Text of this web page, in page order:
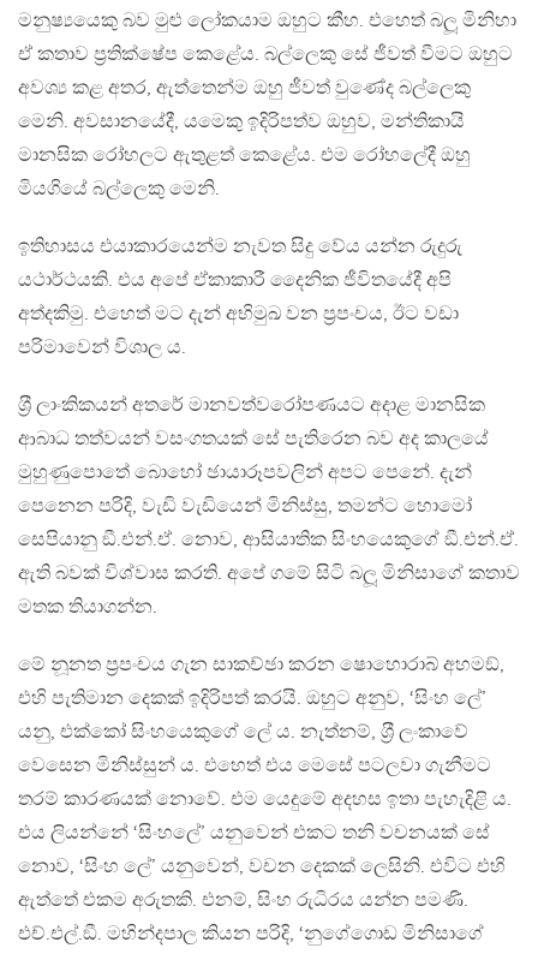
මනුෂ්‍යයෙකු බව මුළු ලෝකයාම ඔහුට කීහ. එහෙත් බලූ මිනිහා
ඒ කතාව ප‍්‍රතික්ෂේප කෙළේය. බල්ලෙකු සේ ජීවත් වීමට ඔහුට
අවශ්‍ය කළ අතර, ඇත්තෙන්ම ඔහු ජීවත් වුණේද බල්ලෙකු
මෙනි. අවසානයේදී, යමෙකු ඉදිරිපත්ව ඔහුව, මන්තිකායි
මානසික රෝහලට ඇතුළත් කෙළේය. එම රෝහලේදී ඔහු
මියගියේ බල්ලෙකු මෙනි.
ඉතිහාසය එයාකාරයෙන්ම නැවත සිදු වේය යන්න රුදුරු
යථාර්ථයකි. එය අපේ ඒකාකාරී දෛනික ජීවිතයේදී අපි
අත්දකිමු. එහෙත් මට දැන් අභිමුඛ වන ප‍්‍රපංචය, ඊට වඩා
පරිමාවෙන් විශාල ය.
ශ‍්‍රී ලාංකිකයන් අතරේ මානවත්වරෝපණයට අදාළ මානසික
ආබාධ තත්වයන් වසංගතයක් සේ පැතිරෙන බව අද කාලයේ
මුහුණුපොතේ බොහෝ ඡායාරූපවලින් අපට පෙනේ. දැන්
පෙනෙන පරිදි, වැඩි වැඩියෙන් මිනිස්සු, තමන්ට හොමෝ
සෙපියානු ඞී.එන්.ඒ. නොව, ආසියාතික සිංහයෙකුගේ ඞී.එන්.ඒ.
ඇති බවක් විශ්වාස කරති. අපේ ගමේ සිටි බලූ මිනිසාගේ කතාව
මතක තියාගන්න.
මේ නූනත ප‍්‍රපංචය ගැන සාකච්ඡා කරන ෂොහොරාබ් අහමඞ්,
එහි පැතිමාන දෙකක් ඉදිරිපත් කරයි. ඔහුට අනුව, ‘සිංහ ලේ’
යනු, එක්කෝ සිංහයෙකුගේ ලේ ය. නැත්නම්, ශ‍්‍රී ලංකාවේ
වෙසෙන මිනිස්සුන් ය. එහෙත් එය මෙසේ පටලවා ගැනීමට
තරම් කාරණයක් නොවේ. එම යෙදුමේ අදහස ඉතා පැහැදිළි ය.
එය ලියන්නේ ‘සිංහලේ’ යනුවෙන් එකට තනි වචනයක් සේ
නොව, ‘සිංහ ලේ’ යනුවෙන්, වචන දෙකක් ලෙසිනි. එවිට එහි
ඇත්තේ එකම අරුතකි. එනම්, සිංහ රුධිරය යන්න පමණි.
එච්.එල්.ඞී. මහින්දපාල කියන පරිදි, ‘නුගේගොඩ මිනිසාගේ